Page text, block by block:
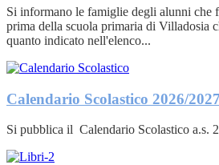
Si informano le famiglie degli alunni che
prima della scuola primaria di Villadosia
quanto indicato nell'elenco...
Calendario Scolastico 2026/2027
Si pubblica il Calendario Scolastico a.s.